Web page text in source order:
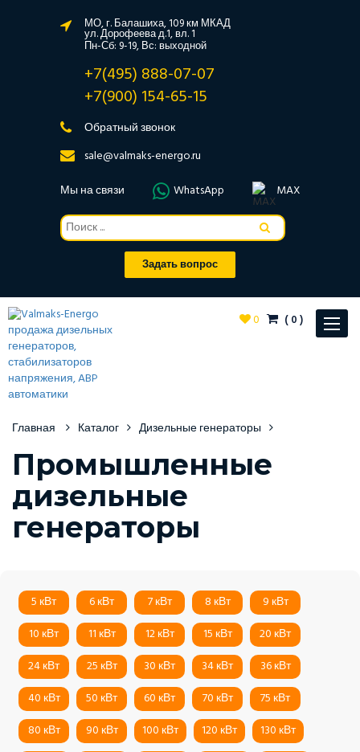
МО, г. Балашиха, 109 км МКАД
ул. Дорофеева д.1, вл. 1
Пн-Сб: 9-19, Вс: выходной
+7(495) 888-07-07
+7(900) 154-65-15
Обратный звонок
sale@valmaks-energo.ru
Мы на связи
WhatsApp MAX
Задать вопрос
Toggle
0 (0)
Главная Каталог Дизельные генераторы
Промышленные
дизельные
генераторы
5 кВт 6 кВт 7 кВт 8 кВт
9 кВт
10 кВт
11 кВт 12 кВт 15 кВт
20 кВт
24 кВт
25 кВт 30 кВт 34 кВт
36 кВт
40 кВт
50 кВт 60 кВт 70 кВт
75 кВт
80 кВт
90 кВт 100 кВт 120 кВт
130 кВт